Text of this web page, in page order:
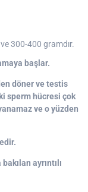
300-400 gramdır.
başlar.
döner ve testis
sperm hücresi çok
ve o yüzden
ayrıntılı